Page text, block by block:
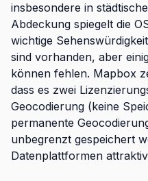
insbesondere in
Abdeckung spiegelt die
wichtige
sind vorhanden, aber
können fehlen. Mapbox
dass es zwei
Geocodierung (keine
permanente
unbegrenzt gespeichert
Datenplattformen